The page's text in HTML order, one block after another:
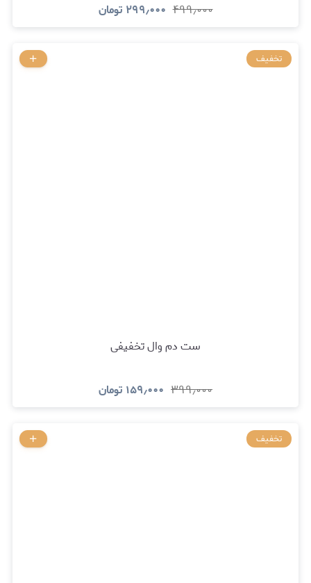
۴۹۹٫۰۰۰ ۲۹۹٫۰۰۰ تومان
تخفیف
ست دم وال تخفیفی
۳۹۹٫۰۰۰ ۱۵۹٫۰۰۰ تومان
تخفیف